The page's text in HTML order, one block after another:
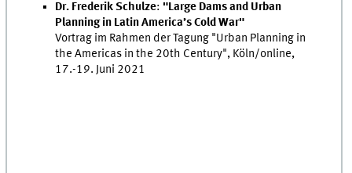
Dr. Frederik Schulze: "Large Dams and Urban
Planning in Latin America’s Cold War"
Vortrag im Rahmen der Tagung "Urban Planning in
the Americas in the 20th Century", Köln/online,
17.-19. Juni 2021